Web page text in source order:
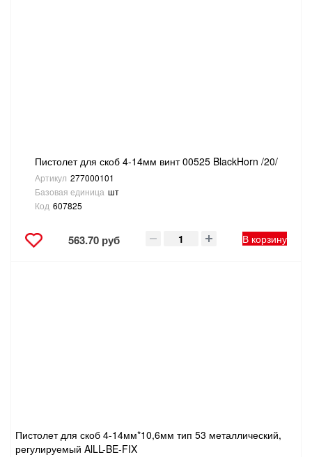
ЭЛЕКТРОМОНТАЖНЫЕ ТОВАРЫ, СВЕТОТЕХНИКА
Пистолет для скоб 4-14мм винт 00525 BlackHorn /20/
Артикул 277000101
Базовая единица шт
Код 607825
563.70 руб В корзину
Пистолет для скоб 4-14мм*10,6мм тип 53 металлический,
регулируемый AlLL-BE-FIX